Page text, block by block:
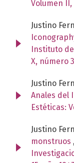
Volumen II,
Justino
Instituto
X, número
Justino
Anales del
Estéticas:
Justino
monstruos ,